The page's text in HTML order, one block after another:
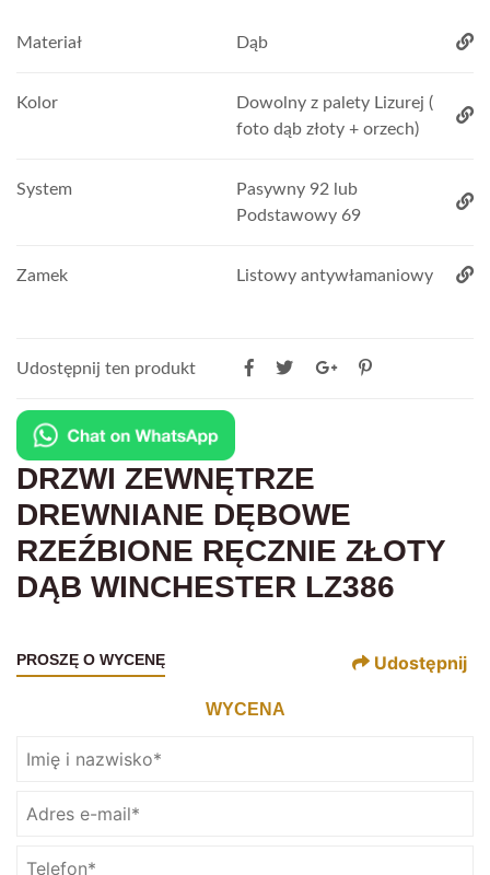
Materiał Dąb
Kolor
Dowolny z palety Lizurej (
foto dąb złoty + orzech)
System
Pasywny 92 lub
Podstawowy 69
Zamek Listowy antywłamaniowy
Udostępnij ten produkt
DRZWI ZEWNĘTRZE
DREWNIANE DĘBOWE
RZEŹBIONE RĘCZNIE ZŁOTY
DĄB WINCHESTER LZ386
PROSZĘ O WYCENĘ Udostępnij
WYCENA